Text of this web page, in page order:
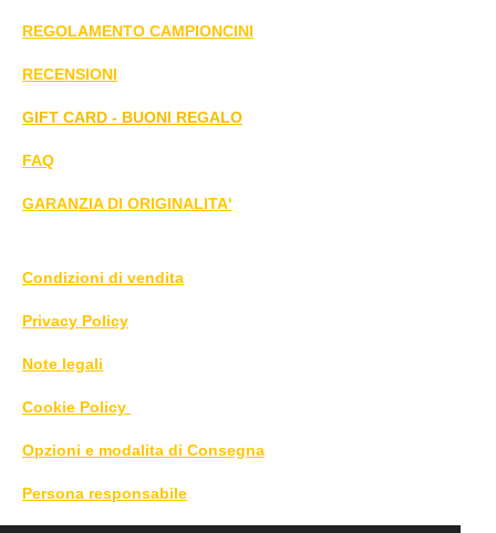
REGOLAMENTO CAMPIONCINI
RECENSIONI
GIFT CARD - BUONI REGALO
FAQ
GARANZIA DI ORIGINALITA'
Condizioni di vendita
Privacy Policy
Note legali
Cookie Policy
Opzioni e modalita di Consegna
Persona responsabile